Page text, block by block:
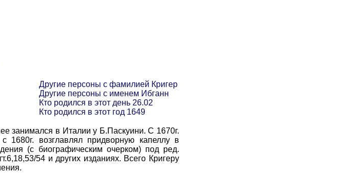
Другие персоны с фамилией Кригер
Другие персоны с именем Ибганн
Кто родился в этот день 26.02
Кто родился в этот год 1649
занимался в Италии у Б.Паскуини. С 1670г.
возглавлял придворную капеллу в
(с биографическим очерком) под ред.
54 и других изданиях. Всего Кригеру